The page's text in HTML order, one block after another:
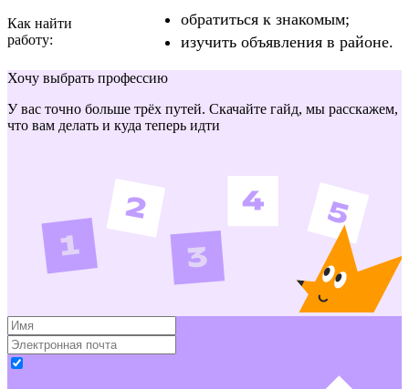
Как найти
работу:
обратиться к знакомым;
изучить объявления в районе.
Хочу выбрать профессию
У вас точно больше трёх путей. Скачайте гайд, мы расскажем,
что вам делать и куда теперь идти